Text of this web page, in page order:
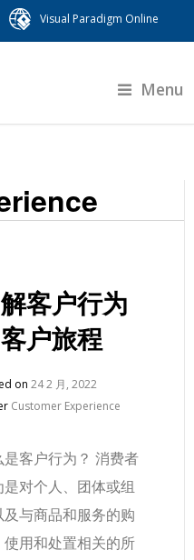
Visual Paradigm Online
Menu
客户行为
户旅程
on 24 2 月, 2022
Customer Experience
是客户行为？ 消费者
是对个人、团体或组
及与商品和服务的购
使用和处置相关的所